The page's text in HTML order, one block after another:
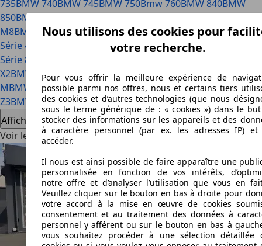
735BMW 740BMW 745BMW 750Bmw 760BMW 840BMW
850BMW M2
M8BMW M850BMW Série 1BMW Série 2BMW Série 3BMW
Série 4
BMW Série 5 (G30)BMW Série 6BMW Série 7
Série 8
X2BMW X3BMW X3 MBMW X4BMW X4 BMW X5BMW X5
MBMW X6BMW X6 MBMW X7BMW X7 MBMW Z1BMW
Z3BMW Z4BMW Z8
Afficher tout
Voir les offres BMW
Nous utilisons des cookies pour
votre recherche.
Pour vous offrir la meilleure expérience de
possible parmi nos offres, nous et certains tiers
des cookies et d’autres technologies (que nous
sous le terme générique de : « cookies ») dans le
stocker des informations sur les appareils et des
à caractère personnel (par ex. les adresses IP) et
accéder.
Il nous est ainsi possible de faire apparaître une
personnalisée en fonction de vos intérêts,
notre offre et d’analyser l’utilisation que vous en
Veuillez cliquer sur le bouton en bas à droite pour
votre accord à la mise en œuvre de cookies
consentement et au traitement des données à
personnel y afférent ou sur le bouton en bas à
vous souhaitez procéder à une sélection détaillée